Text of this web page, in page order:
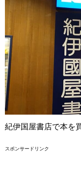
紀伊国屋書店で本を
スポンサードリンク